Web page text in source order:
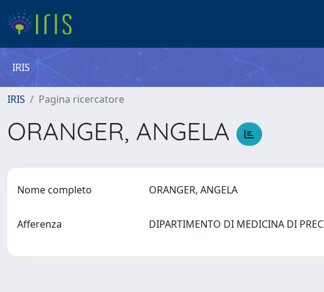
IRIS
IRIS Pagina ricercatore
ORANGER, ANGELA
Nome completo ORANGER, ANGELA
Afferenza DIPARTIMENTO DI MEDICINA DI